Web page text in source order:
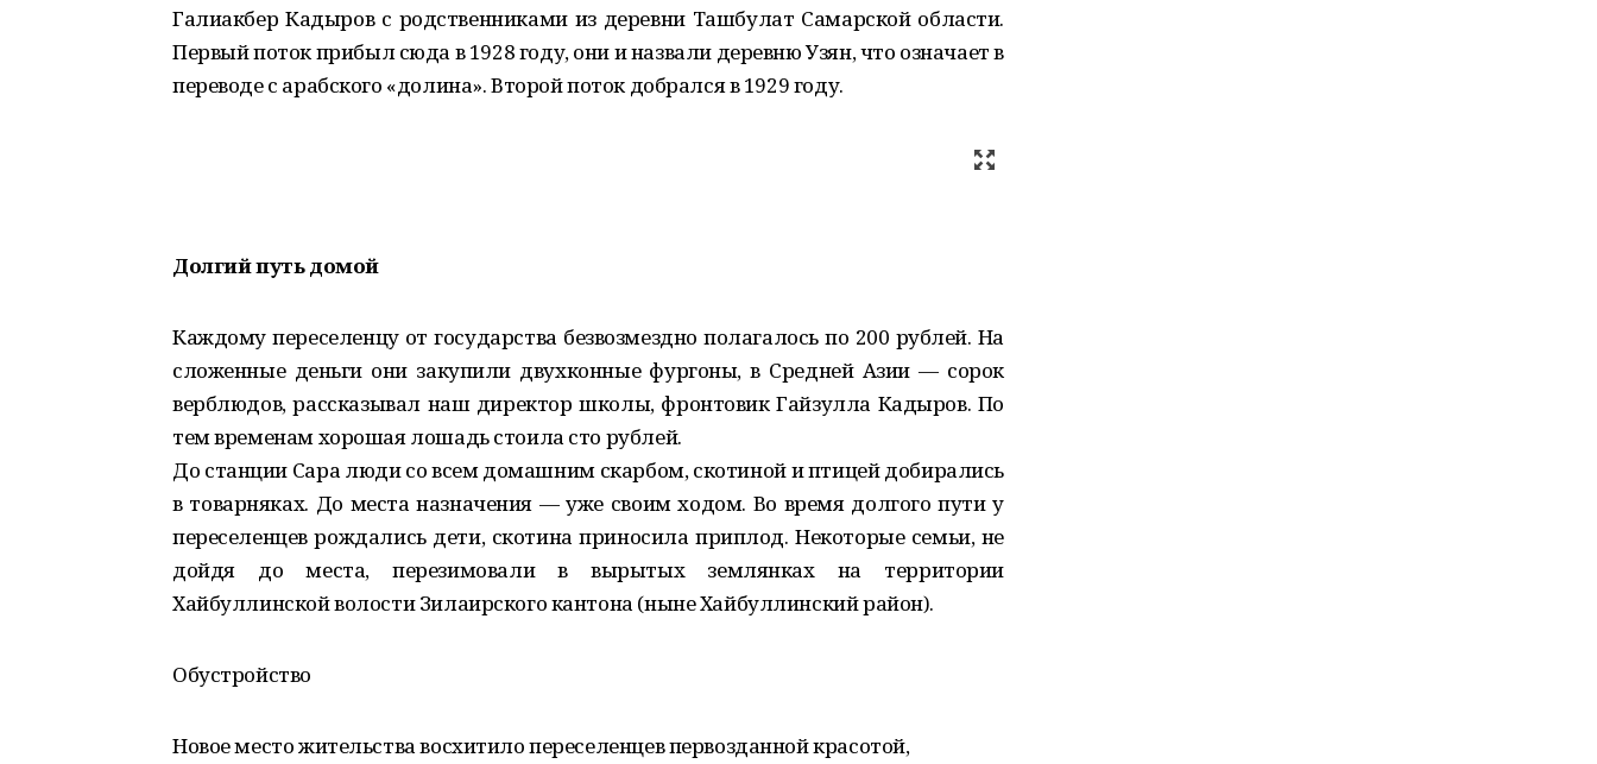
Галиакбер Кадыров с родственниками из деревни Ташбулат Самарской области.
Первый поток прибыл сюда в 1928 году, они и назвали деревню Узян, что означает в
переводе с арабского «долина». Второй поток добрался в 1929 году.
Долгий путь домой
Каждому переселенцу от государства безвозмездно полагалось по 200 рублей. На
сложенные деньги они закупили двухконные фургоны, в Средней Азии — сорок
верблюдов, рассказывал наш директор школы, фронтовик Гайзулла Кадыров. По
тем временам хорошая лошадь стоила сто рублей.
До станции Сара люди со всем домашним скарбом, скотиной и птицей добирались
в товарняках. До места назначения — уже своим ходом. Во время долгого пути у
переселенцев рождались дети, скотина приносила приплод. Некоторые семьи, не
дойдя до места, перезимовали в вырытых землянках на территории
Хайбуллинской волости Зилаирского кантона (ныне Хайбуллинский район).
Обустройство
Новое место жительства восхитило переселенцев первозданной красотой,